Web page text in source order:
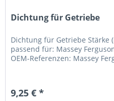
Dichtung für Getriebe
Dichtung für Getriebe Stärke
passend für: Massey Ferguson
OEM-Referenzen: Massey
9,25 € *